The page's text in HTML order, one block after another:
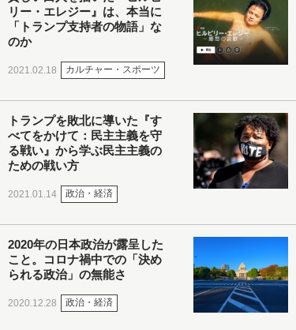
リー・エレジー』は、本当に
「トランプ支持者の物語」な
のか
2021.02.18 カルチャー・スポーツ
トランプを敗北に導いた『す
べてをかけて：民主主義を守
る戦い』から学ぶ民主主義の
ための戦い方
2021.01.14 政治・経済
2020年の日本政治が露呈した
こと。コロナ禍中での「決め
られる政治」の無能さ
2020.12.28 政治・経済